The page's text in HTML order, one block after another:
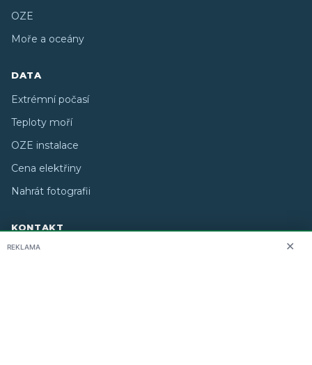
OZE
Moře a oceány
DATA
Extrémní počasí
Teploty moří
OZE instalace
Cena elektřiny
Nahrát fotografii
KONTAKT
O nás
REKLAMA ✕